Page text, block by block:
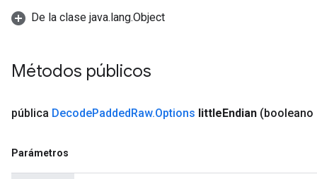
De la clase java.lang.Object
Métodos públicos
pública DecodePaddedRaw.Options littleEndian (booleano
Parámetros